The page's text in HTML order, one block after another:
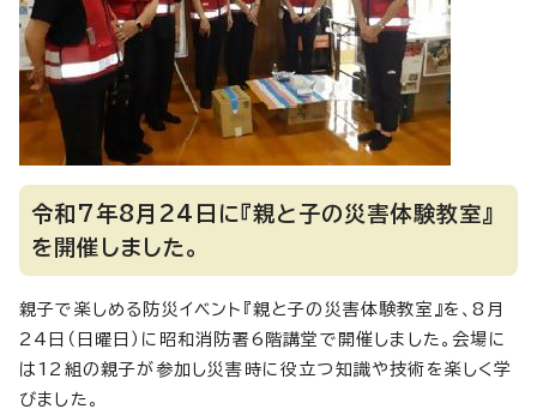
令和7年8月24日に『親と子の災害体験教室』
を開催しました。
親子で楽しめる防災イベント『親と子の災害体験教室』を、8月
24日（日曜日）に昭和消防署6階講堂で開催しました。会場に
は12組の親子が参加し災害時に役立つ知識や技術を楽しく学
びました。